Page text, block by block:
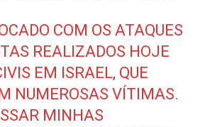
COM OS ATAQUES
REALIZADOS HOJE
EM ISRAEL, QUE
NUMEROSAS VÍTIMAS.
MINHAS